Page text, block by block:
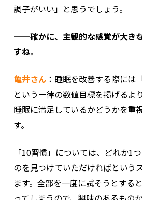
調子がいい」と思うでしょう。
──確かに、主観的な感覚が大き
すね。
亀井さん：睡眠を改善する際には
という一律の数値目標を掲げるよ
睡眠に満足しているかどうかを重
す。
「10習慣」については、どれか1
のを見つけていただければという
ます。全部を一度に試そうとする